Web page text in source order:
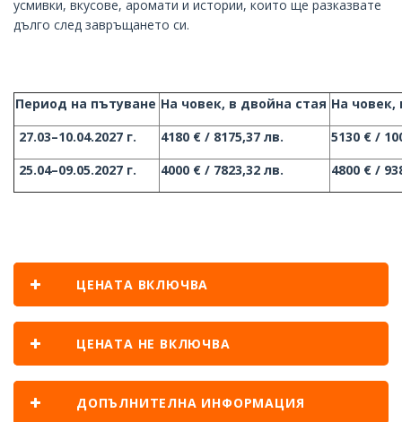
усмивки, вкусове, аромати и истории, които ще разказвате
дълго след завръщането си.
Период на пътуване На човек, в двойна стая На човек,
27.03–10.04.2027 г.
4180 € / 8175,37 лв.
5130 € /
25.04–09.05.2027 г.
4000 € / 7823,32 лв. 4800 € /
ЦЕНАТА ВКЛЮЧВА
ЦЕНАТА НЕ ВКЛЮЧВА
ДОПЪЛНИТЕЛНА ИНФОРМАЦИЯ